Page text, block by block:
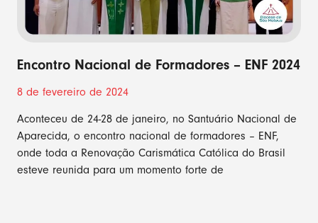
Encontro Nacional de Formadores – ENF 2024
8 de fevereiro de 2024
Aconteceu de 24-28 de janeiro, no Santuário Nacional de
Aparecida, o encontro nacional de formadores – ENF,
onde toda a Renovação Carismática Católica do Brasil
esteve reunida para um momento forte de